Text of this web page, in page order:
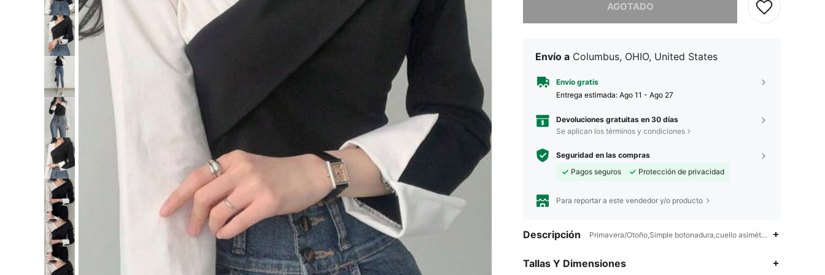
AGOTADO
Envío a Columbus, OHIO, United States
Envío gratis
Entrega estimada: Ago 11 - Ago 27
Devoluciones gratuitas en 30 días
Se aplican los términos y condiciones
Seguridad en las compras
Pagos seguros
Protección de privacidad
Para reportar a este vendedor y/o producto
Descripción Primavera/Otoño,Simple botonadura,cuello asimétrico
Tallas Y Dimensiones